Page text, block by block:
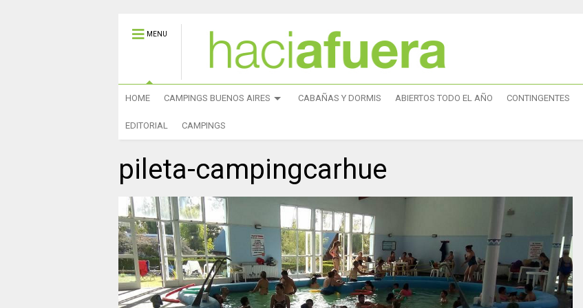
MENU
HOME CAMPINGS BUENOS AIRES CABAÑAS Y DORMIS ABIERTOS TODO EL AÑO CONTINGENTES
EDITORIAL CAMPINGS
pileta-campingcarhue